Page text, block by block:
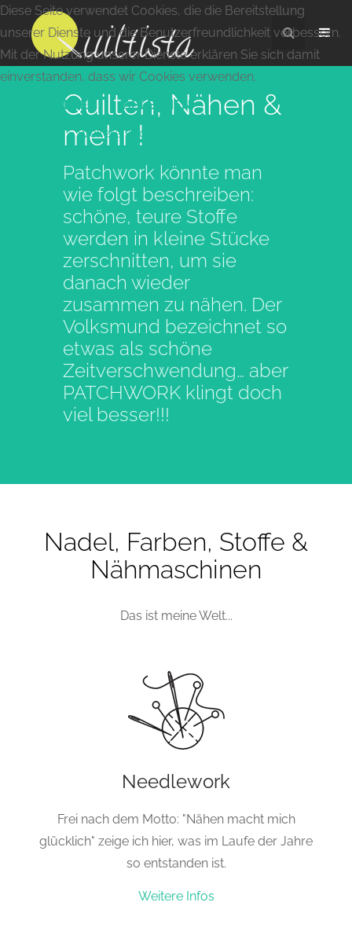
Quilten, Nähen &
mehr !
Patchwork könnte man
wie folgt beschreiben:
schöne, teure Stoffe
werden in kleine Stücke
zerschnitten, um sie
danach wieder
zusammen zu nähen. Der
Volksmund bezeichnet so
etwas als schöne
Zeitverschwendung… aber
PATCHWORK klingt doch
viel besser!!!
Nadel, Farben, Stoffe &
Nähmaschinen
Das ist meine Welt...
Needlework
Frei nach dem Motto: "Nähen macht mich
glücklich" zeige ich hier, was im Laufe der Jahre
so entstanden ist.
Weitere Infos
Diese Seite verwendet Cookies, die die Bereitstellung
unserer Dienste und die Benutzerfreundlichkeit verbessern.
Mit der Nutzung unserer Dienste erklären Sie sich damit
einverstanden, dass wir Cookies verwenden.
AKZEPTIEREN
ABLEHNEN
Weitere Informationen